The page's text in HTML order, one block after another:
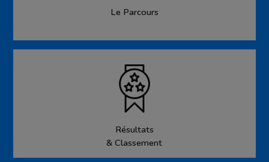
Le Parcours
Résultats
& Classement